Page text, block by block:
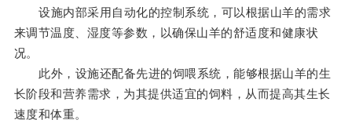
设施内部采用自动化的控制系统，可以根据山羊的需求
来调节温度、湿度等参数，以确保山羊的舒适度和健康状
况。
此外，设施还配备先进的饲喂系统，能够根据山羊的生
长阶段和营养需求，为其提供适宜的饲料，从而提高其生长
速度和体重。